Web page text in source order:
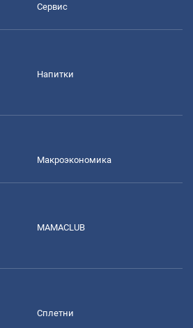
Сервис
Напитки
Mакроэкономика
MAMACLUB
Сплетни